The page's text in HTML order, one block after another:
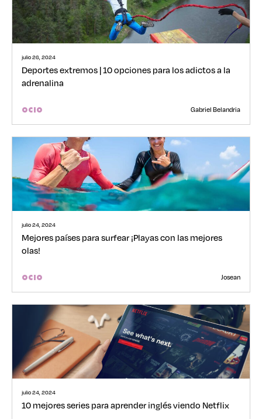
julio 26, 2024
Deportes extremos | 10 opciones para los adictos a la
adrenalina
OCIO Gabriel Belandria
julio 24, 2024
Mejores países para surfear ¡Playas con las mejores
olas!
OCIO Josean
julio 24, 2024
10 mejores series para aprender inglés viendo Netflix